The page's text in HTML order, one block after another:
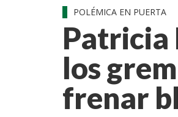
POLÉMICA EN PUERTA
Patricia
los
frenar